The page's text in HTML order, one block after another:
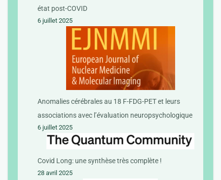
état post-COVID
6 juillet 2025
Anomalies cérébrales au 18 F-FDG-PET et leurs
associations avec l’évaluation neuropsychologique
6 juillet 2025
Covid Long: une synthèse très complète !
28 avril 2025